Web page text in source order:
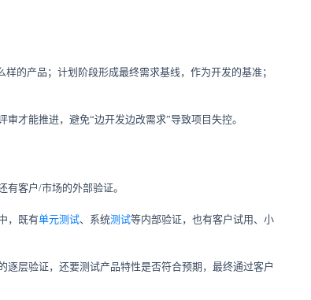
的产品；计划阶段形成最终需求基线，作为开发的基准；
才能推进，避免“边开发边改需求”导致项目失控。
客户/市场的外部验证。
，既有单元测试、系统测试等内部验证，也有客户试用、小
层验证，还要测试产品特性是否符合预期，最终通过客户